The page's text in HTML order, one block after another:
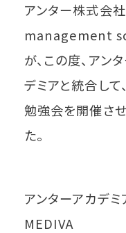
アンター株式会
management
が、この度、アン
デミアと統合し
勉強会を開催さ
た。
アンターアカ
MEDIVA